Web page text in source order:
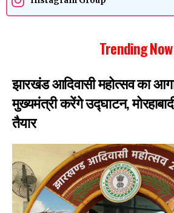
Trending Now
झारखंड आदिवासी महोत्सव का
मुख्यमंत्री करेंगे उद्घाटन,
तैयार